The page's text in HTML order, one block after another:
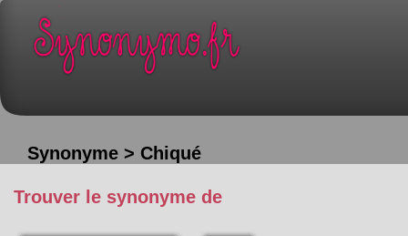
Synonyme > Chiqué
Trouver le synonyme de